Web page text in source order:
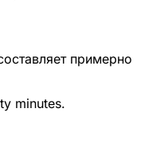
примерно
minutes.